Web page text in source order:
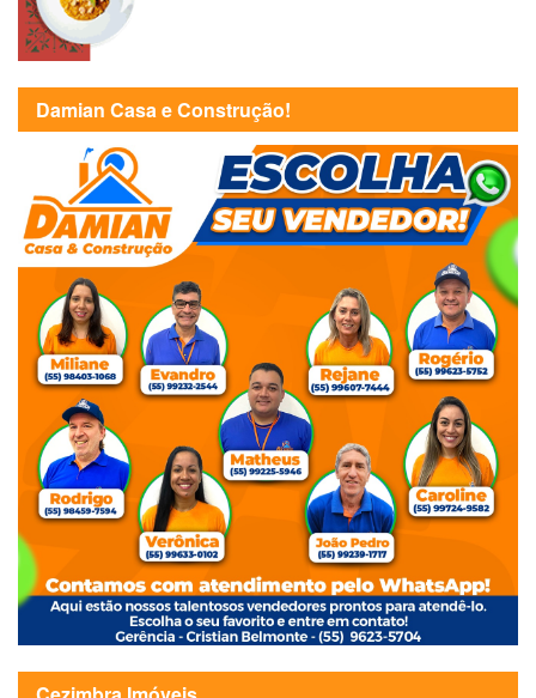
Damian Casa e Construção!